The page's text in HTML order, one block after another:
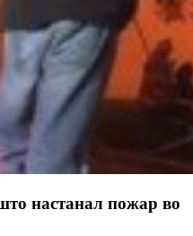
настанал пожар во